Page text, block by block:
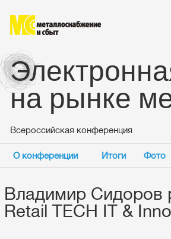
на рынке
Всероссийская конференция
О конференции Итоги Фото
Владимир Сидоров
Retail TECH IT &